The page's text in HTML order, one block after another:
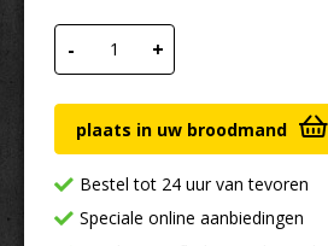
-
Appel keekjes aantal
+
plaats in uw broodmand
Bestel tot 24 uur van tevoren
Speciale online aanbiedingen